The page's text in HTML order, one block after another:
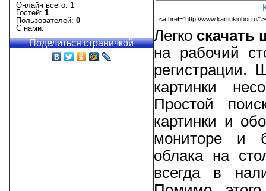
Онлайн всего: 1
Гостей: 1
Пользователей: 0
С нами:
Поделиться страничкой Легко
на рабочий
регистрации.
картинки
Простой
картинки и
мониторе и
облака на
всегда в